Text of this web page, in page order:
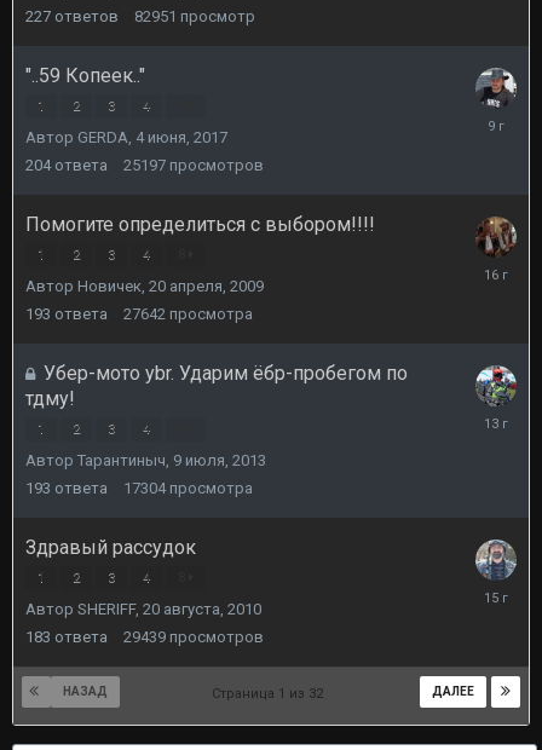
227 ответов 82951 просмотр
"..59 Копеек.."
1 2 3 4
Автор GERDA 4 июня, 2017
204 ответа 25197 просмотров
13
Помогите определиться с выбором!!!!
1 2 3 4
Автор Новичек 20 апреля, 2009
193 ответа 27642 просмотра
31
Убер-мото ybr. Ударим ёбр-пробегом по
тдму!
1 2 3 4
Автор Тарантиныч 9 июля, 2013
193 ответа 17304 просмотра
17
Здравый рассудок
1 2 3 4
Автор SHERIFF, 20 августа, 2010
183 ответа 29439 просмотров
НАЗАД ДАЛЕЕ
Страница 1 из 32